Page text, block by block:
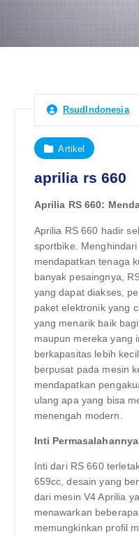
RsudIndonesia
Artikel
aprilia rs 660
Aprilia RS 660:
Aprilia RS 660 hadir
sportbike.
mendapatkan tenaga
banyak pesaingnya,
yang dapat diakses,
paket elektronik yang
yang menarik baik
maupun mereka yang
berkapasitas lebih
berpusat pada mesin
mendapatkan
ulang apa yang bisa
menengah modern.
Inti
Inti dari RS 660
659cc, desain yang
dari mesin V4 Aprilia
menawarkan
memungkinkan profil